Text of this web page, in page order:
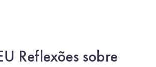
Reflexões sobre